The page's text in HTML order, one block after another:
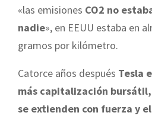
«las emisiones CO2 no
nadie», en EEUU estaba en
gramos por kilómetro.
Catorce años después Tesla
más capitalización
se extienden con fuerza y